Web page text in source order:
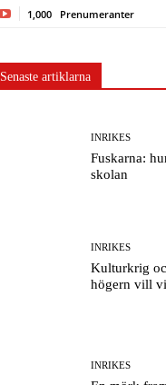
1,000 Prenumeranter
Senaste artiklarna
INRIKES
Fuskarna:
skolan
INRIKES
Kulturkrig
högern vill
INRIKES